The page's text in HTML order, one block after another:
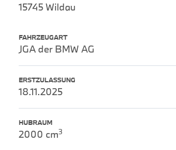
15745 Wildau
FAHRZEUGART
JGA der BMW AG
ERSTZULASSUNG
18.11.2025
HUBRAUM
2000 cm3